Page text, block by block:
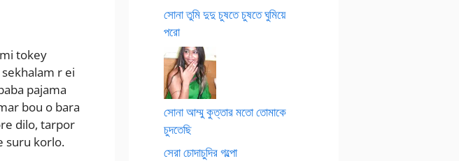
tokey
r ei
pajama
bou o bara
dilo, tarpor
suru korlo.
সোনা তুমি দুদু চুষতে চুষতে ঘুমিয়ে
পরো
সোনা আম্মু কুত্তার মতো তোমাকে
চুদতেছি
সেরা চোদাচুদির গল্পো